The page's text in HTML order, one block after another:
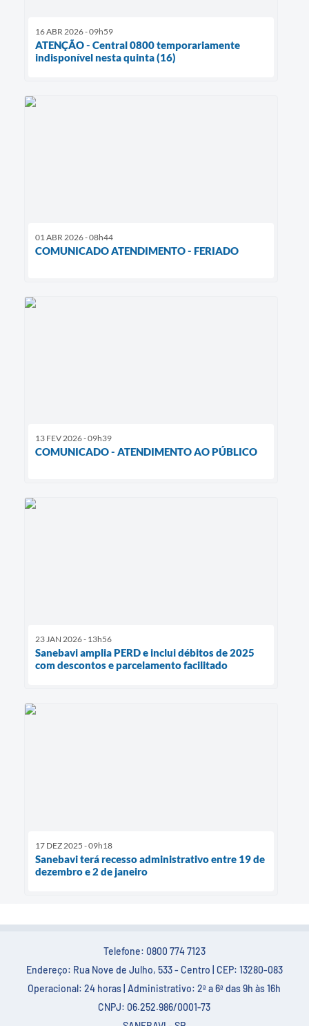
16 ABR 2026 - 09h59
ATENÇÃO - Central 0800 temporariamente
indisponível nesta quinta (16)
01 ABR 2026 - 08h44
COMUNICADO ATENDIMENTO - FERIADO
13 FEV 2026 - 09h39
COMUNICADO - ATENDIMENTO AO PÚBLICO
23 JAN 2026 - 13h56
Sanebavi amplia PERD e inclui débitos de 2025
com descontos e parcelamento facilitado
17 DEZ 2025 - 09h18
Sanebavi terá recesso administrativo entre 19 de
dezembro e 2 de janeiro
Telefone: 0800 774 7123
Endereço: Rua Nove de Julho, 533 - Centro | CEP: 13280-083
Operacional: 24 horas | Administrativo: 2ª a 6ª das 9h às 16h
CNPJ: 06.252.986/0001-73